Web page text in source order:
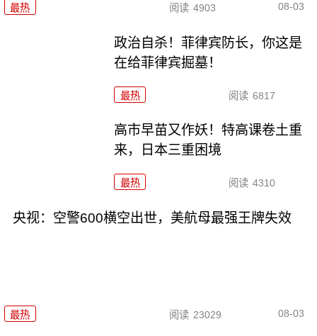
最热 阅读 4903 08-03
政治自杀！菲律宾防长，你这是
在给菲律宾掘墓！
最热 阅读 6817
高市早苗又作妖！特高课卷土重
来，日本三重困境
最热 阅读 4310
央视：空警600横空出世，美航母最强王牌失效
最热 阅读 23029 08-03